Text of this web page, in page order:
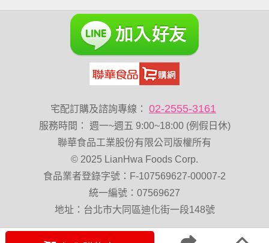
無調味綜合堅果 杏仁 全聯 海苔 小魚乾
無糖 堅果飲 萬歲牌小魚 滿天星
元氣什穀堅果飲 烘焙
萬歲牌 堅果小包裝活力堅果 香菜
魚 萬歲牌 蔓越莓 蜜汁腰果 寶咖咖 15g
飯卷專用海苔 萬歲牌-堅穀力 總匯點心
綜合 中秋禮盒 味付
萬歲牌 堅果隨身包22入
芝麻 穀物棒 拜拜箱 全聯 核桃
宅配訂購及諮詢專線： 02-2555-3161
服務時間 ：
週一~週五 9:00~18:00 (例假日休)
聯華食品工業股份有限公司版權所有
© 2025 LianHwa Foods Corp.
食品業者登錄字號：F-107569627-00007-2
統一編號：07569627
地址：台北市大同區迪化街一段148號